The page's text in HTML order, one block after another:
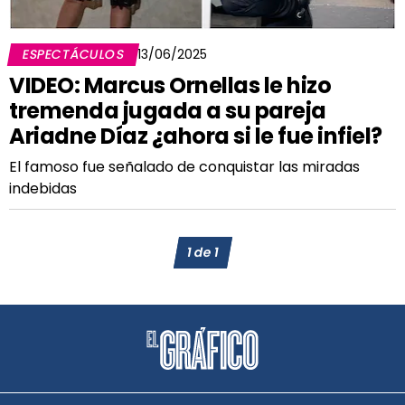
ESPECTÁCULOS 13/06/2025
VIDEO: Marcus Ornellas le hizo
tremenda jugada a su pareja
Ariadne Díaz ¿ahora si le fue infiel?
El famoso fue señalado de conquistar las miradas
indebidas
1de1